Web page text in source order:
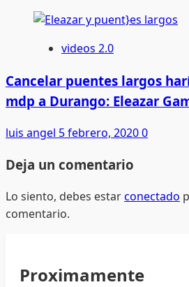
videos 2.0
Cancelar puentes largos
mdp a Durango: Eleazar
luis angel 5 febrero, 20200
Deja un comentario
Lo siento, debes estarconectado
comentario.
Proximamente